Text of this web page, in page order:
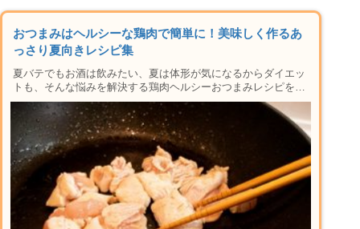
おつまみはヘルシーな鶏肉で簡単に！美味しく作るあ
っさり夏向きレシピ集
夏バテでもお酒は飲みたい、夏は体形が気になるからダイエッ
トも、そんな悩みを解決する鶏肉ヘルシーおつまみレシピを初
心者でも簡単手間なしで作れるコツを紹介。作り方はもちろん
焼き方アレンジのポイントなど役立ち情報満載です。胸肉を最
大限生かした美味しい料理を紹介しています。今日の晩酌から
試してみてくださいね。